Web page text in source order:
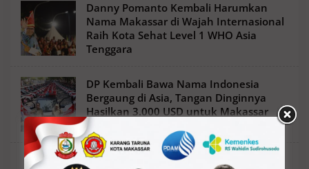
Danny Pomanto Kembali Harumkan
Nama Makassar di Wajah Internasional
Raih Kota Sehat Level 1 WHO Asia
Tenggara
DP Kembali Bawa Nama Indonesia
Bergaung di Asia, Tangan Dinginnya
Hasilkan 3.000 USD untuk Makassar